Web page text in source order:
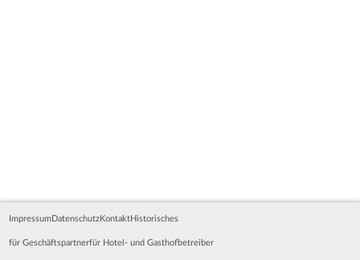
Impressum Datenschutz Kontakt Historisches
für Geschäftspartnerfür Hotel- und Gasthofbetreiber